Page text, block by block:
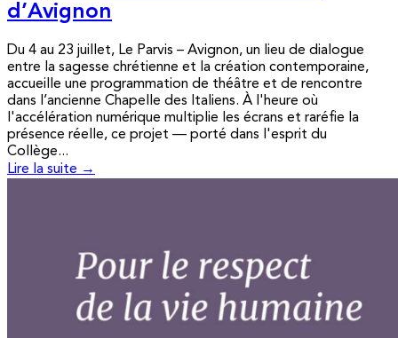
d’Avignon
Du 4 au 23 juillet, Le Parvis – Avignon, un lieu de dialogue
entre la sagesse chrétienne et la création contemporaine,
accueille une programmation de théâtre et de rencontre
dans l’ancienne Chapelle des Italiens. À l'heure où
l'accélération numérique multiplie les écrans et raréfie la
présence réelle, ce projet — porté dans l'esprit du
Collège...
Lire la suite →